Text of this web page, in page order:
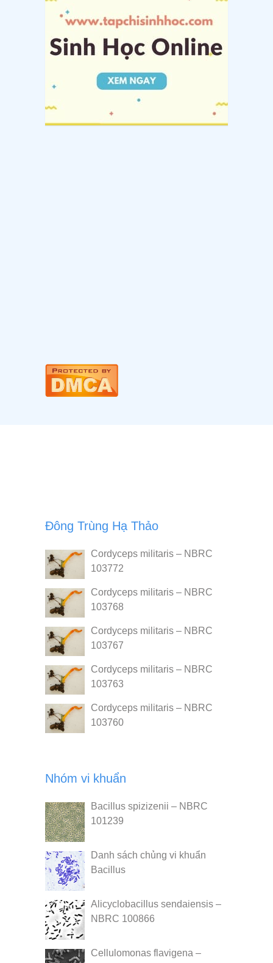
Đông Trùng Hạ Thảo
Cordyceps militaris – NBRC
103772
Cordyceps militaris – NBRC
103768
Cordyceps militaris – NBRC
103767
Cordyceps militaris – NBRC
103763
Cordyceps militaris – NBRC
103760
Nhóm vi khuẩn
Bacillus spizizenii – NBRC
101239
Danh sách chủng vi khuẩn
Bacillus
Alicyclobacillus sendaiensis –
NBRC 100866
Cellulomonas flavigena –